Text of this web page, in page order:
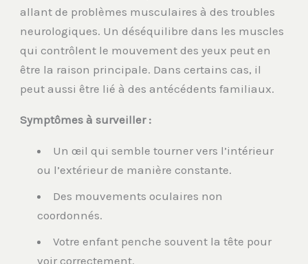
allant de problèmes musculaires à des troubles
neurologiques. Un déséquilibre dans les muscles
qui contrôlent le mouvement des yeux peut en
être la raison principale. Dans certains cas, il
peut aussi être lié à des antécédents familiaux.
Symptômes à surveiller :
Un œil qui semble tourner vers l’intérieur
ou l’extérieur de manière constante.
Des mouvements oculaires non
coordonnés.
Votre enfant penche souvent la tête pour
voir correctement.